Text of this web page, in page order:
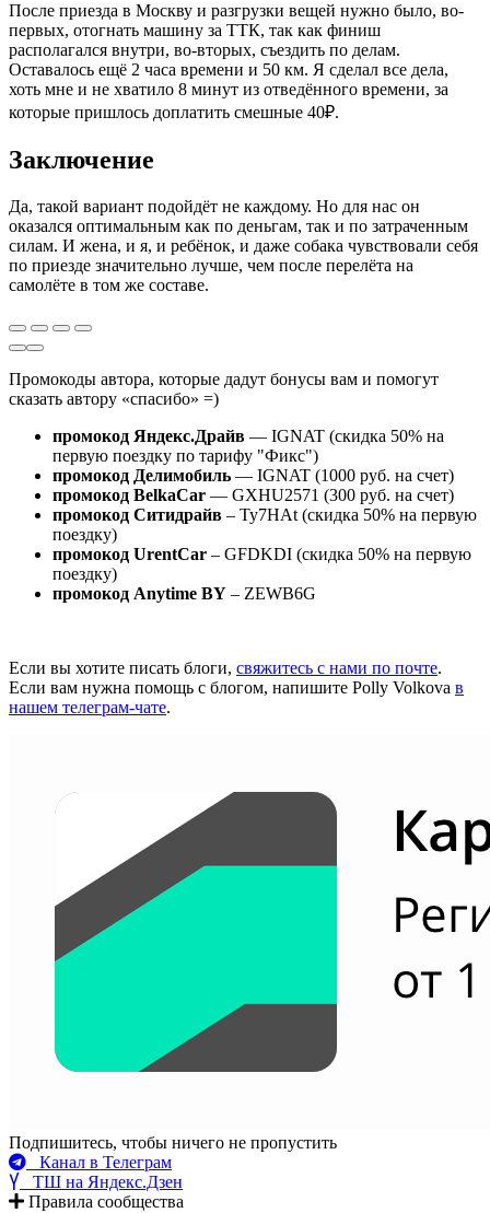
После приезда в Москву и разгрузки вещей нужно было, во-
первых, отогнать машину за ТТК, так как финиш
располагался внутри, во-вторых, съездить по делам.
Оставалось ещё 2 часа времени и 50 км. Я сделал все дела,
хоть мне и не хватило 8 минут из отведённого времени, за
которые пришлось доплатить смешные 40₽.
Заключение
Да, такой вариант подойдёт не каждому. Но для нас он
оказался оптимальным как по деньгам, так и по затраченным
силам. И жена, и я, и ребёнок, и даже собака чувствовали себя
по приезде значительно лучше, чем после перелёта на
самолёте в том же составе.
Промокоды автора, которые дадут бонусы вам и помогут
сказать автору «спасибо» =)
промокод Яндекс.Драйв — IGNAT (скидка 50% на
первую поездку по тарифу "Фикс")
промокод Делимобиль — IGNAT (1000 руб. на счет)
промокод BelkaCar — GXHU2571 (300 руб. на счет)
промокод Ситидрайв – Ty7HAt (скидка 50% на первую
поездку)
промокод UrentCar – GFDKDI (скидка 50% на первую
поездку)
промокод Anytime BY – ZEWB6G
Если вы хотите писать блоги, свяжитесь с нами по почте.
Если вам нужна помощь с блогом, напишите Polly Volkova в
нашем телеграм-чате.
Подпишитесь, чтобы ничего не пропустить
Канал в Телеграм
ТШ на Яндекс.Дзен
Правила сообщества